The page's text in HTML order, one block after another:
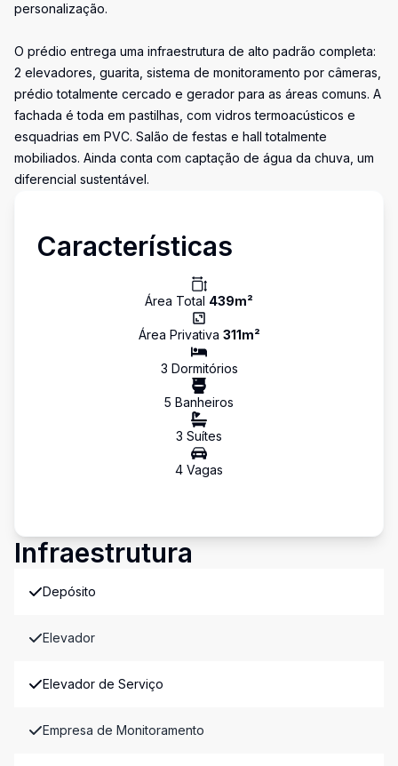
personalização.
O prédio entrega uma infraestrutura de alto padrão completa:
2 elevadores, guarita, sistema de monitoramento por câmeras,
prédio totalmente cercado e gerador para as áreas comuns. A
fachada é toda em pastilhas, com vidros termoacústicos e
esquadrias em PVC. Salão de festas e hall totalmente
mobiliados. Ainda conta com captação de água da chuva, um
diferencial sustentável.
Características
Área Total 439m²
Área Privativa 311m²
3 Dormitórios
5 Banheiros
3 Suítes
4 Vagas
Infraestrutura
Depósito
Elevador
Elevador de Serviço
Empresa de Monitoramento